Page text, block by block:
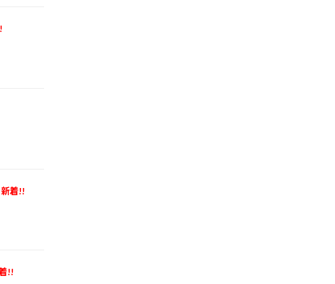
新着!!
!!